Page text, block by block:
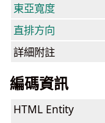
東亞寬度
直排方向
詳細附註
編碼資訊
HTML Entity